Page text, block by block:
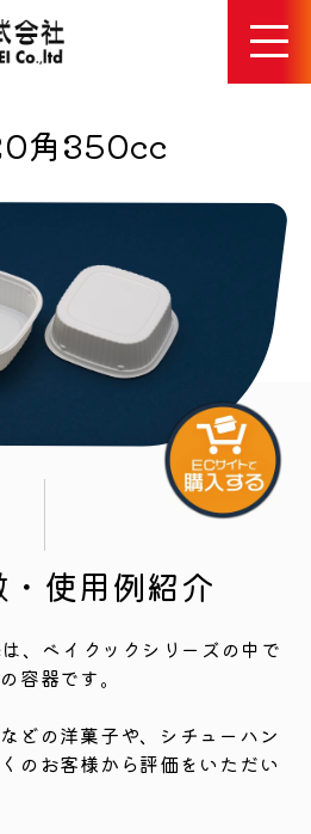
角350cc
使用例紹介
、ベイクックシリーズの中で
容器です。
どの洋菓子や、シチューハン
のお客様から評価をいただい